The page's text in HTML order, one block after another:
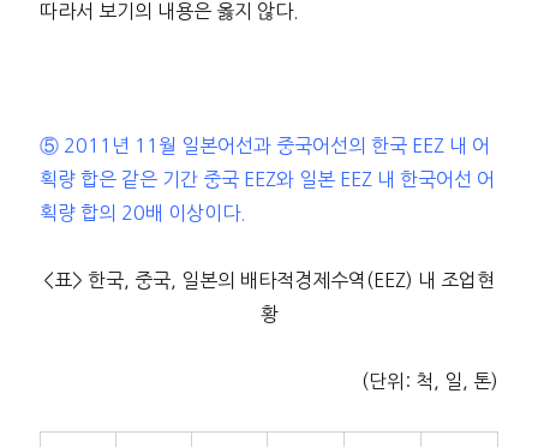
따라서 보기의 내용은 옳지 않다.
⑤ 2011년 11월 일본어선과 중국어선의 한국 EEZ 내 어
획량 합은 같은 기간 중국 EEZ와 일본 EEZ 내 한국어선 어
획량 합의 20배 이상이다.
<표> 한국, 중국, 일본의 배타적경제수역(EEZ) 내 조업현
황
(단위: 척, 일, 톤)